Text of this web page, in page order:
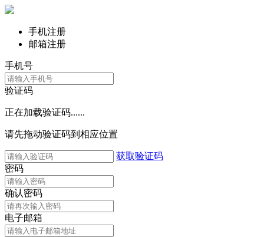
手机注册
邮箱注册
手机号
验证码
正在加载验证码......
请先拖动验证码到相应位置
获取验证码
密码
确认密码
电子邮箱